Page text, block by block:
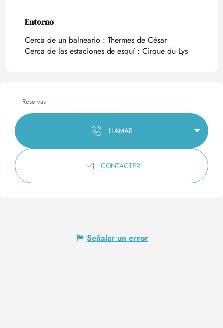
Entorno
Entorno
Cerca de un balneario : Thermes de César
Cerca de las estaciones de esquí : Cirque du Lys
Reservas
LLAMAR
CONTACTER
Señalar un error